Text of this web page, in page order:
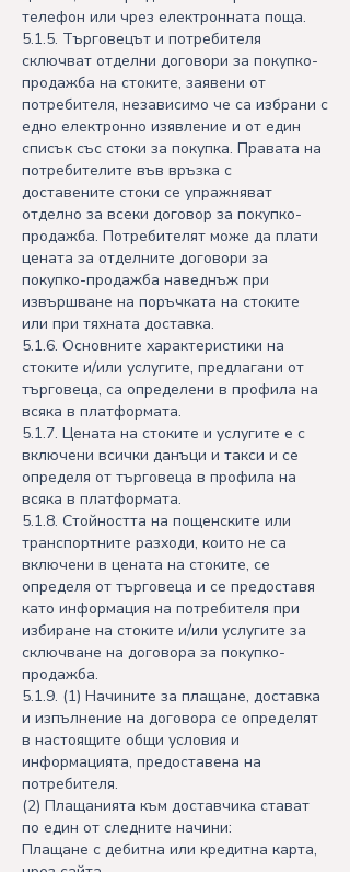
телефон или чрез електронната поща.
5.1.5. Търговецът и потребителя
сключват отделни договори за покупко-
продажба на стоките, заявени от
потребителя, независимо че са избрани с
едно електронно изявление и от един
списък със стоки за покупка. Правата на
потребителите във връзка с
доставените стоки се упражняват
отделно за всеки договор за покупко-
продажба. Потребителят може да плати
цената за отделните договори за
покупко-продажба наведнъж при
извършване на поръчката на стоките
или при тяхната доставка.
5.1.6. Основните характеристики на
стоките и/или услугите, предлагани от
търговеца, са определени в профила на
всяка в платформата.
5.1.7. Цената на стоките и услугите е с
включени всички данъци и такси и се
определя от търговеца в профила на
всяка в платформата.
5.1.8. Стойността на пощенските или
транспортните разходи, които не са
включени в цената на стоките, се
определя от търговеца и се предоставя
като информация на потребителя при
избиране на стоките и/или услугите за
сключване на договора за покупко-
продажба.
5.1.9. (1) Начините за плащане, доставка
и изпълнение на договора се определят
в настоящите общи условия и
информацията, предоставена на
потребителя.
(2) Плащанията към доставчика стават
по един от следните начини:
Плащане с дебитна или кредитна карта,